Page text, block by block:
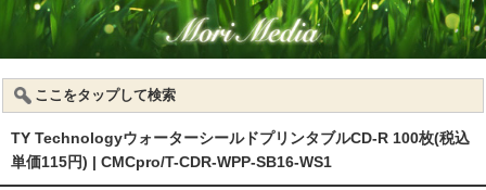
ここをタップして検索
TY TechnologyウォーターシールドプリンタブルCD-R 100枚(税込
単価115円) | CMCpro/T-CDR-WPP-SB16-WS1